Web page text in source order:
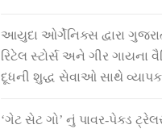
આયુદા ઓર્ગેનિક્સ દ્વારા
રિટેલ સ્ટોર્સ અને ગીર ગાયના
દૂધની શુદ્ધ સેવાઓ સાથે
‘ગેટ સેટ ગો’ નું પાવર-પેક્ડ